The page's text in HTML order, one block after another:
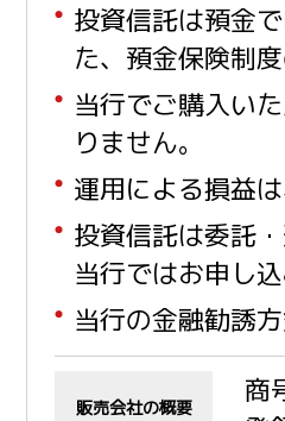
投資信託は預金
た、預金保険制
当行でご購入い
りません。
運用による損益
投資信託は委託
当行ではお申し
当行の金融勧誘
販売会社の概要
商